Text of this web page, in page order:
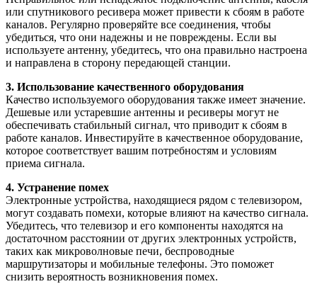
или спутникового ресивера может привести к сбоям в работе
каналов. Регулярно проверяйте все соединения, чтобы
убедиться, что они надежны и не повреждены. Если вы
используете антенну, убедитесь, что она правильно настроена
и направлена в сторону передающей станции.
3. Использование качественного оборудования
Качество используемого оборудования также имеет значение.
Дешевые или устаревшие антенны и ресиверы могут не
обеспечивать стабильный сигнал, что приводит к сбоям в
работе каналов. Инвестируйте в качественное оборудование,
которое соответствует вашим потребностям и условиям
приема сигнала.
4. Устранение помех
Электронные устройства, находящиеся рядом с телевизором,
могут создавать помехи, которые влияют на качество сигнала.
Убедитесь, что телевизор и его компоненты находятся на
достаточном расстоянии от других электронных устройств,
таких как микроволновые печи, беспроводные
маршрутизаторы и мобильные телефоны. Это поможет
снизить вероятность возникновения помех.